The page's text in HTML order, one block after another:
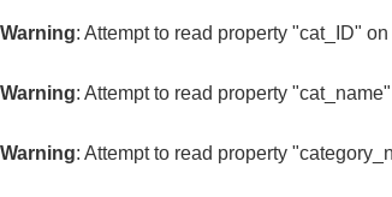
Warning: Attempt to read property "cat_ID"
Warning: Attempt to read property
Warning: Attempt to read property